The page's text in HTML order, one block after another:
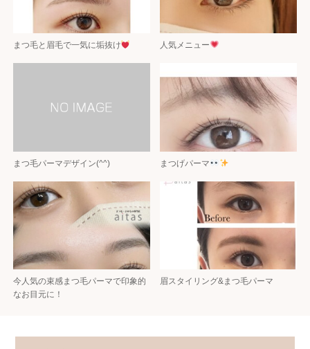
まつ毛と眉毛で一気に垢抜け 人気メニュー
まつ毛パーマデザイン(^^) まつげパーマ
今人気の束感まつ毛パーマで印象的
なお目元に！
眉スタイリング&まつ毛パーマ